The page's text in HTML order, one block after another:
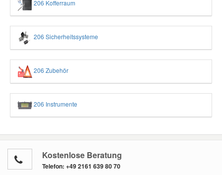
206 Kofferraum
206 Sicherheitssysteme
206 Zubehör
206 Instrumente
Kostenlose Beratung
Telefon: +49 2161 639 80 70